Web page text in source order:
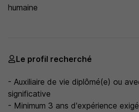
humaine
Le profil recherché
- Auxiliaire de vie diplômé(e) ou
significative
- Minimum 3 ans d'expérience